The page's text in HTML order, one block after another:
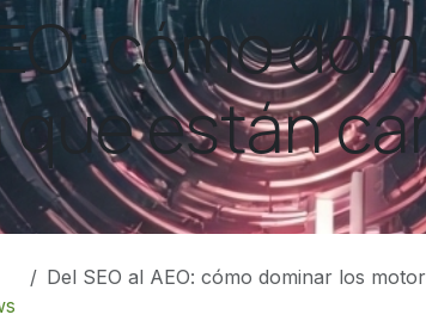
cómo
que están
Del SEO al AEO: cómo dominar los motores de